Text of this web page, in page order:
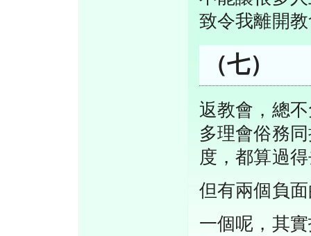
致令我離開
（七）
返教會，總
多理會俗務
度，都算過
但有兩個負
一個呢，其